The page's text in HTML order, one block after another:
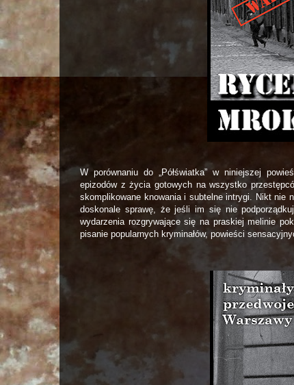
W porównaniu do „Półświatka” w niniejszej
epizodów z życia gotowych na wszystko
skomplikowane knowania i subtelne intrygi. Nikt nie
doskonale sprawę, że jeśli im się nie
wydarzenia rozgrywające się na praskiej melinie
pisanie popularnych kryminałów, powieści